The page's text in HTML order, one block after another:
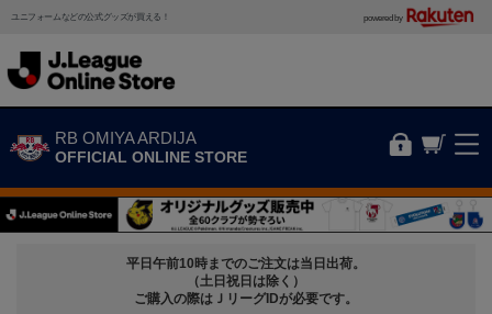
ユニフォームなどの公式グッズが買える！ powered by
RB OMIYA ARDIJA
OFFICIAL ONLINE STORE
平日午前10時までのご注文は当日出荷。
（土日祝日は除く）
ご購入の際はＪリーグIDが必要です。